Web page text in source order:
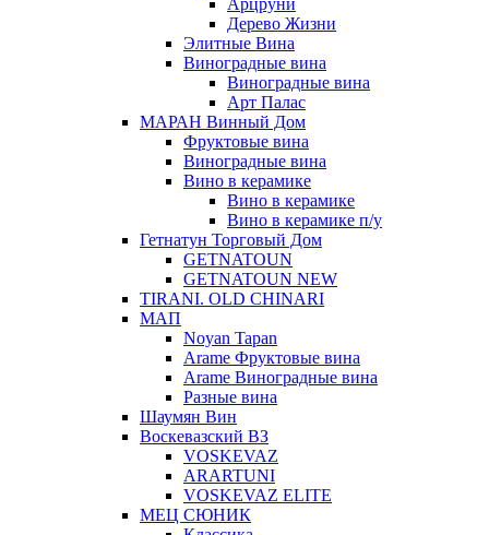
Арцруни
Дерево Жизни
Элитные Вина
Виноградные вина
Виноградные вина
Арт Палас
МАРАН Винный Дом
Фруктовые вина
Виноградные вина
Вино в керамике
Вино в керамике
Вино в керамике п/у
Гетнатун Торговый Дом
GETNATOUN
GETNATOUN NEW
TIRANI. OLD CHINARI
МАП
Noyan Tapan
Arame Фруктовые вина
Arame Виноградные вина
Разные вина
Шаумян Вин
Воскевазский ВЗ
VOSKEVAZ
ARARTUNI
VOSKEVAZ ELITE
МЕЦ СЮНИК